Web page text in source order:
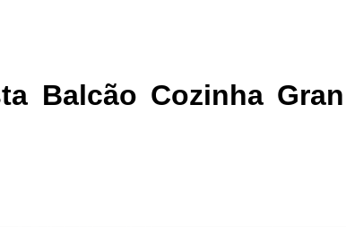
Balcão Cozinha